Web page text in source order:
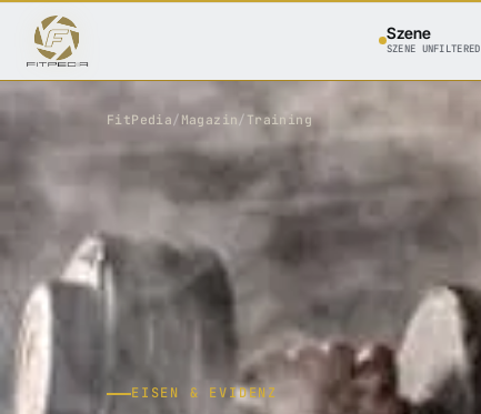
Szene
SZENE UNFILTERED
FitPedia / Magazin/ Training
EISEN & EVIDENZ